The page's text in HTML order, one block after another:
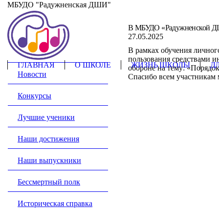
МБУДО "Радужненская ДШИ"
ГЛАВНАЯ О ШКОЛЕ ЖИЗНЬ ШКОЛЫ
В МБУДО «Радужненской
27.05.2025
В рамках обучения
пользования средствами
обороне на тему:
Спасибо всем участникам
ЖИЗНЬ ШКОЛЫ
Афиша
Новости
Конкурсы
Лучшие ученики
Наши достижения
Наши выпускники
Бессмертный полк
Историческая справка